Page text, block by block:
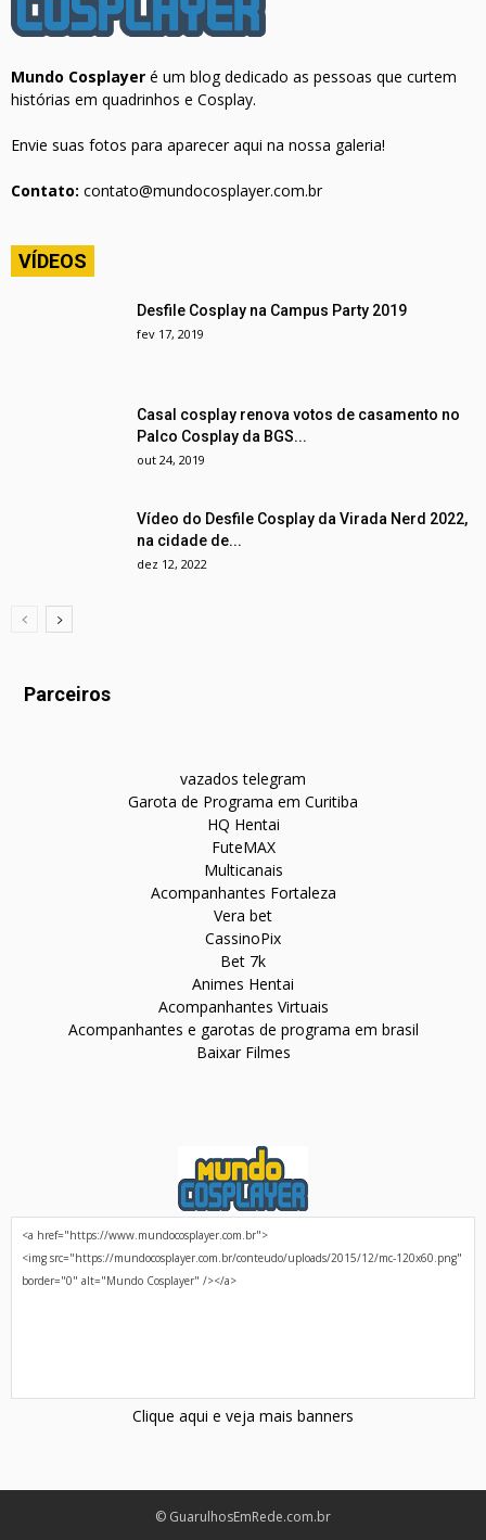
Mundo Cosplayer é um blog dedicado as pessoas que curtem
histórias em quadrinhos e Cosplay.
Envie suas fotos para aparecer aqui na nossa galeria!
Contato: contato@mundocosplayer.com.br
VÍDEOS
Desfile Cosplay na Campus Party 2019
fev 17, 2019
Casal cosplay renova votos de casamento no
Palco Cosplay da BGS...
out 24, 2019
Vídeo do Desfile Cosplay da Virada Nerd 2022,
na cidade de...
dez 12, 2022
Parceiros
vazados telegram
Garota de Programa em Curitiba
HQ Hentai
FuteMAX
Multicanais
Acompanhantes Fortaleza
Vera bet
CassinoPix
Bet 7k
Animes Hentai
Acompanhantes Virtuais
Acompanhantes e garotas de programa em brasil
Baixar Filmes
Clique aqui e veja mais banners
© GuarulhosEmRede.com.br